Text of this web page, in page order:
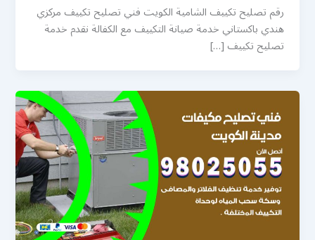
رقم تصليح تكييف الشامية الكويت فني تصليح تكييف مركزي
هندي باكستاني خدمة صيانة التكييف مع الكفالة نقدم خدمة
تصليح تكييف […]